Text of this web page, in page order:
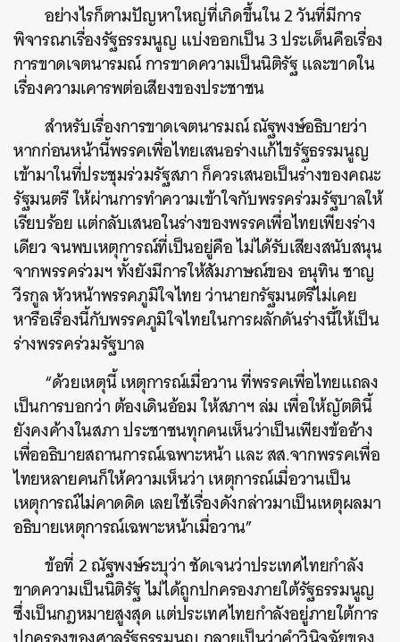
อย่างไรก็ตามปัญหาใหญ่ที่เกิดขึ้นใน 2 วันที่มีการ
พิจารณาเรื่องรัฐธรรมนูญ แบ่งออกเป็น 3 ประเด็นคือเรื่อง
การขาดเจตนารมณ์ การขาดความเป็นนิติรัฐ และขาดใน
เรื่องความเคารพต่อเสียงของประชาชน
สำหรับเรื่องการขาดเจตนารมณ์ ณัฐพงษ์อธิบายว่า
หากก่อนหน้านี้พรรคเพื่อไทยเสนอร่างแก้ไขรัฐธรรมนูญ
เข้ามาในที่ประชุมร่วมรัฐสภา ก็ควรเสนอเป็นร่างของคณะ
รัฐมนตรี ให้ผ่านการทำความเข้าใจกับพรรคร่วมรัฐบาลให้
เรียบร้อย แต่กลับเสนอในร่างของพรรคเพื่อไทยเพียงร่าง
เดียว จนพบเหตุการณ์ที่เป็นอยู่คือ ไม่ได้รับเสียงสนับสนุน
จากพรรคร่วมฯ ทั้งยังมีการให้สัมภาษณ์ของ อนุทิน ชาญ
วีรกูล หัวหน้าพรรคภูมิใจไทย ว่านายกรัฐมนตรีไม่เคย
หารือเรื่องนี้กับพรรคภูมิใจไทยในการผลักดันร่างนี้ให้เป็น
ร่างพรรคร่วมรัฐบาล
“ด้วยเหตุนี้ เหตุการณ์เมื่อวาน ที่พรรคเพื่อไทยแถลง
เป็นการบอกว่า ต้องเดินอ้อม ให้สภาฯ ล่ม เพื่อให้ญัตตินี้
ยังคงค้างในสภา ประชาชนทุกคนเห็นว่าเป็นเพียงข้ออ้าง
เพื่ออธิบายสถานการณ์เฉพาะหน้า และ สส.จากพรรคเพื่อ
ไทยหลายคนก็ให้ความเห็นว่า เหตุการณ์เมื่อวานเป็น
เหตุการณ์ไม่คาดดิด เลยใช้เรื่องดังกล่าวมาเป็นเหตุผลมา
อธิบายเหตุการณ์เฉพาะหน้าเมื่อวาน”
ข้อที่ 2 ณัฐพงษ์ระบุว่า ชัดเจนว่าประเทศไทยกำลัง
ขาดความเป็นนิติรัฐ ไม่ได้ถูกปกครองภายใต้รัฐธรรมนูญ
ซึ่งเป็นกฎหมายสูงสุด แต่ประเทศไทยกำลังอยู่ภายใต้การ